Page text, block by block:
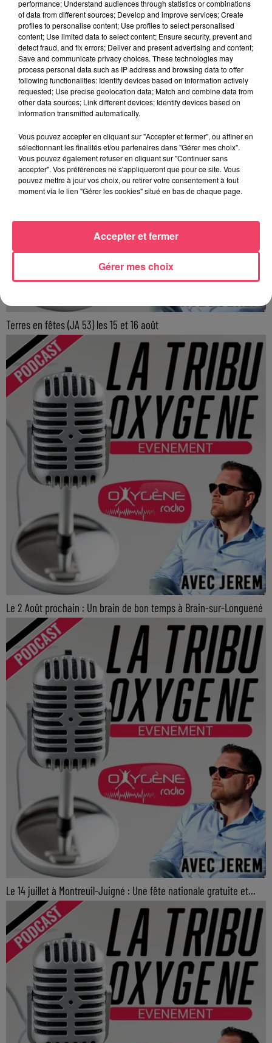
Du 14 au 30 août : 1er Open du Tennis Club de Tiercé
Terres en fêtes (JA 53) les 15 et 16 août
Le 2 Août prochain : Un brain de bon temps à Brain-sur-Longuené
Le 14 juillet à Montreuil-Juigné : Une fête nationale gratuite et...
performance; Understand audiences through statistics or combinations
of data from different sources; Develop and improve services; Create
profiles to personalise content; Use profiles to select personalised
content; Use limited data to select content; Ensure security, prevent and
detect fraud, and fix errors; Deliver and present advertising and content;
Save and communicate privacy choices. These technologies may
process personal data such as IP address and browsing data to offer
following functionalities: Identify devices based on information actively
requested; Use precise geolocation data; Match and combine data from
other data sources; Link different devices; Identify devices based on
information transmitted automatically.
Vous pouvez accepter en cliquant sur "Accepter et fermer", ou affiner en
sélectionnant les finalités et/ou partenaires dans "Gérer mes choix".
Vous pouvez également refuser en cliquant sur "Continuer sans
accepter". Vos préférences ne s'appliqueront que pour ce site. Vous
pouvez mettre à jour vos choix, ou retirer votre consentement à tout
moment via le lien "Gérer les cookies" situé en bas de chaque page.
Gérer mes choix
Accepter et fermer